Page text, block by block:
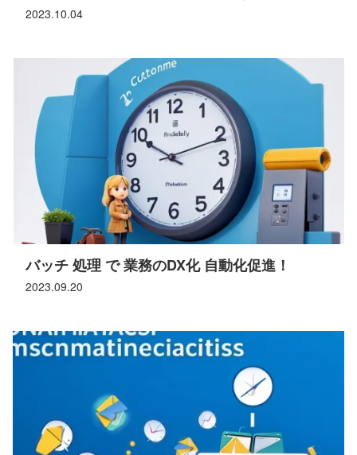
2023.10.04
2023.09.20
バッチ 処理 で 業務のDX化 自動化促進！